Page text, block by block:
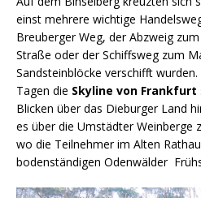
einst mehrere wichtige
Breuberger Weg, der Abzweig
Straße oder der Schiffsweg zum
Sandsteinblöcke verschifft
Tagen die Skyline von Frankfurt
Blicken über das Dieburger Land
es über die Umstädter Weinberge
wo die Teilnehmer im Alten
bodenständigen Odenwälder